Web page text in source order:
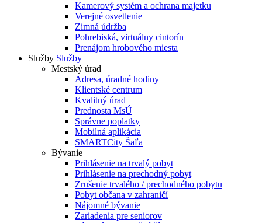
Kamerový systém a ochrana majetku
Verejné osvetlenie
Zimná údržba
Pohrebiská, virtuálny cintorín
Prenájom hrobového miesta
Služby Služby
Mestský úrad
Adresa, úradné hodiny
Klientské centrum
Kvalitný úrad
Prednosta MsÚ
Správne poplatky
Mobilná aplikácia
SMARTCity Šaľa
Bývanie
Prihlásenie na trvalý pobyt
Prihlásenie na prechodný pobyt
Zrušenie trvalého / prechodného pobytu
Pobyt občana v zahraničí
Nájomné bývanie
Zariadenia pre seniorov